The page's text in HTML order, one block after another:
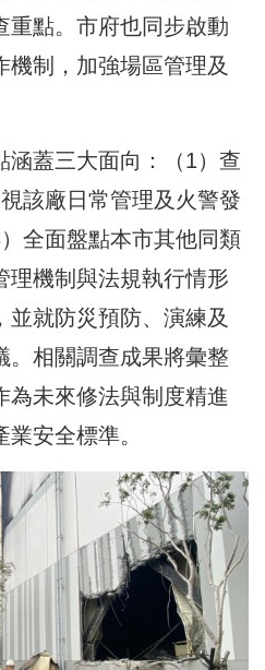
重點。市府也同步啟動
制，加強場區管理及
涵蓋三大面向：（1）查
該廠日常管理及火警發
全面盤點本市其他同類
理機制與法規執行情形
並就防災預防、演練及
。相關調查成果將彙整
為未來修法與制度精進
安全標準。